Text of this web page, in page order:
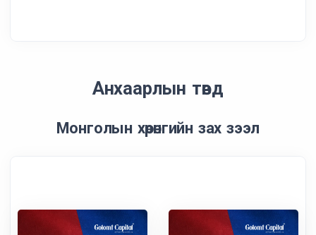
Анхаарлын төвд
Монголын хөрөнгийн зах зээл